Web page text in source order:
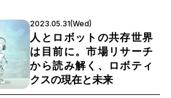
2023.05.31(Wed)
人とロボットの共存世界
は目前に。市場リサーチ
から読み解く、ロボティ
クスの現在と未来